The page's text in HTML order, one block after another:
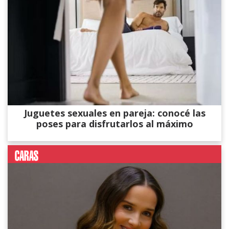
Juguetes sexuales en pareja: conocé las
poses para disfrutarlos al máximo